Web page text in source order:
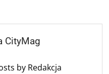
CityMag
by Redakcja